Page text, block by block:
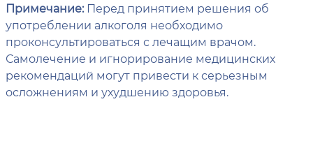
Примечание:Перед принятием решения об
употреблении алкоголя необходимо
проконсультироваться с лечащим врачом.
Самолечение и игнорирование медицинских
рекомендаций могут привести к серьезным
осложнениям и ухудшению здоровья.